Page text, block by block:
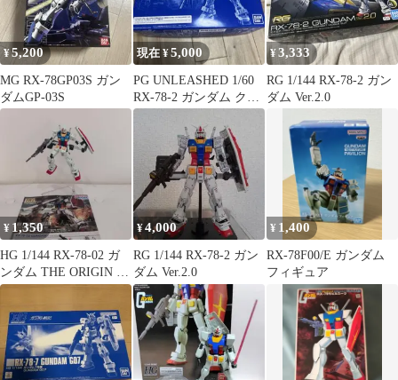
¥ 5,200
MG RX-78GP03S ガン
ダムGP-03S
現在 ¥5,000
PG UNLEASHED 1/60
RX-78-2 ガンダム クリ
アカラーボディ
¥3,333
RG 1/144 RX-78-2 ガン
ダム Ver.2.0
¥ 1,350
HG 1/144 RX-78-02 ガ
ンダム THE ORIGIN 完
成品
¥4,000
RG 1/144 RX-78-2 ガン
ダム Ver.2.0
¥ 1,400
RX-78F00/E ガンダム
フィギュア